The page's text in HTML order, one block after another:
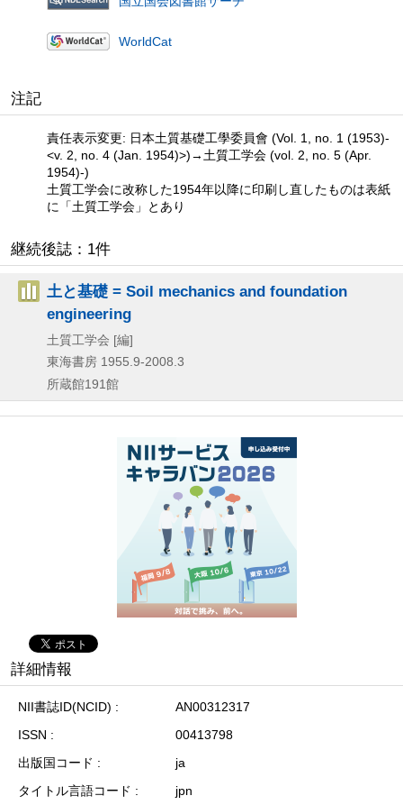
WorldCat
注記
責任表示変更: 日本土質基礎工學委員會 (Vol. 1, no. 1 (1953)-
<v. 2, no. 4 (Jan. 1954)>)→土質工学会 (vol. 2, no. 5 (Apr.
1954)-)
土質工学会に改称した1954年以降に印刷し直したものは表紙
に「土質工学会」とあり
継続後誌：1件
土と基礎 = Soil mechanics and foundation
engineering
土質工学会 [編]
東海書房 1955.9-2008.3
所蔵館191館
詳細情報
NII書誌ID(NCID)
AN00312317
ISSN
00413798
出版国コード
ja
タイトル言語コード
jpn